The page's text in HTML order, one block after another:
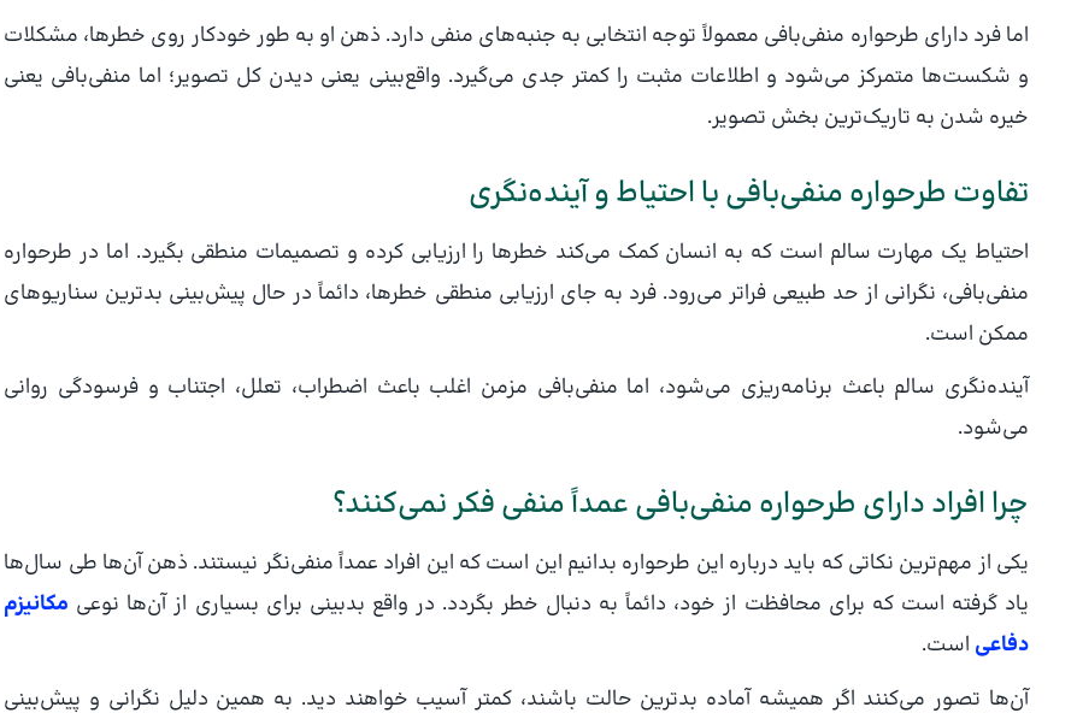
اما فرد دارای طرحواره منفی‌بافی معمولاً توجه انتخابی به جنبه‌های منفی دارد. ذهن او به طور خودکار روی خطرها، مشکلات
و شکست‌ها متمرکز می‌شود و اطلاعات مثبت را کمتر جدی می‌گیرد. واقع‌بینی یعنی دیدن کل تصویر؛ اما منفی‌بافی یعنی
خیره شدن به تاریک‌ترین بخش تصویر.
تفاوت طرحواره منفی‌بافی با احتیاط و آینده‌نگری
احتیاط یک مهارت سالم است که به انسان کمک می‌کند خطرها را ارزیابی کرده و تصمیمات منطقی بگیرد. اما در طرحواره
منفی‌بافی، نگرانی از حد طبیعی فراتر می‌رود. فرد به جای ارزیابی منطقی خطرها، دائماً در حال پیش‌بینی بدترین سناریوهای
ممکن است.
آینده‌نگری سالم باعث برنامه‌ریزی می‌شود، اما منفی‌بافی مزمن اغلب باعث اضطراب، تعلل، اجتناب و فرسودگی روانی
می‌شود.
چرا افراد دارای طرحواره منفی‌بافی عمداً منفی فکر نمی‌کنند؟
یکی از مهم‌ترین نکاتی که باید درباره این طرحواره بدانیم این است که این افراد عمداً منفی‌نگر نیستند. ذهن آن‌ها طی سال‌ها
یاد گرفته است که برای محافظت از خود، دائماً به دنبال خطر بگردد. در واقع بدبینی برای بسیاری از آن‌ها نوعی مکانیزم
دفاعی است.
آن‌ها تصور می‌کنند اگر همیشه آماده بدترین حالت باشند، کمتر آسیب خواهند دید. به همین دلیل نگرانی و پیش‌بینی